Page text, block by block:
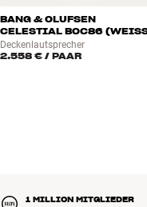
Die Celestial-Lautsprecher
Zusammenarbeit mit Origin
für Einbaulautsprecher für
Abstimmung, dem Design
um eine vollständig luftdichte
BANG & OLUFSEN
CELESTIAL BOC86
Deckenlautsprecher
2.558 € / PAAR
1 MILLION MITGLIEDER